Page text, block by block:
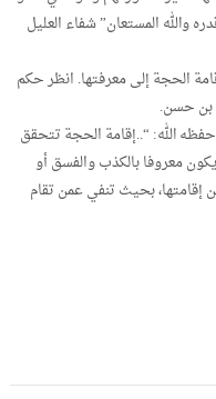
والله المستعان” شفاء العليل
الحجة إلى معرفتها. انظر حكم
الله: “..إقامة الحجة تتحقق
معروفا بالكذب والفسق أو
بحيث تنفي عمن تقام